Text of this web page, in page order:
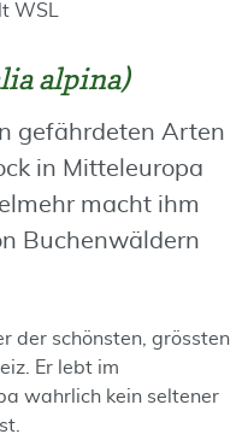
WSL
alpina)
gefährdeten Arten
in Mitteleuropa
macht ihm
Buchenwäldern
der schönsten, grössten
Er lebt im
wahrlich kein seltener